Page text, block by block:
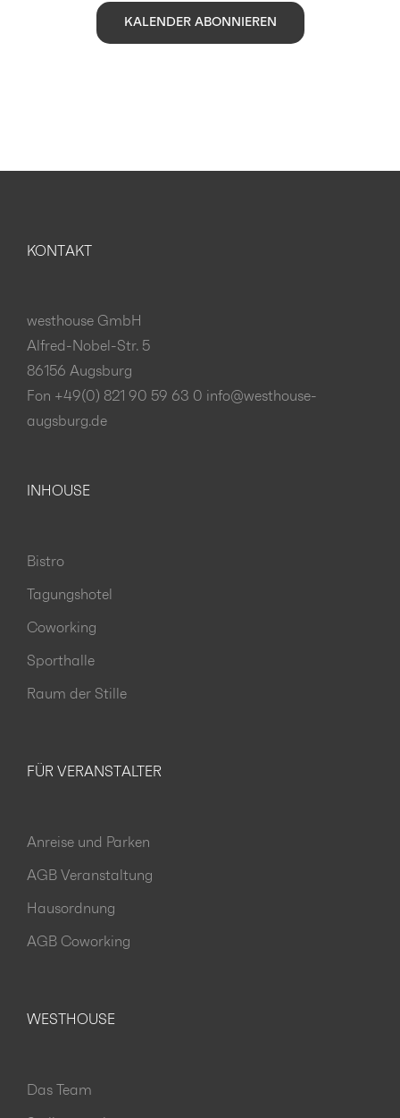
KALENDER ABONNIEREN
KONTAKT
westhouse GmbH
Alfred-Nobel-Str. 5
86156 Augsburg
Fon +49(0) 821 90 59 63 0 info@westhouse-
augsburg.de
INHOUSE
Bistro
Tagungshotel
Coworking
Sporthalle
Raum der Stille
FÜR VERANSTALTER
Anreise und Parken
AGB Veranstaltung
Hausordnung
AGB Coworking
WESTHOUSE
Das Team